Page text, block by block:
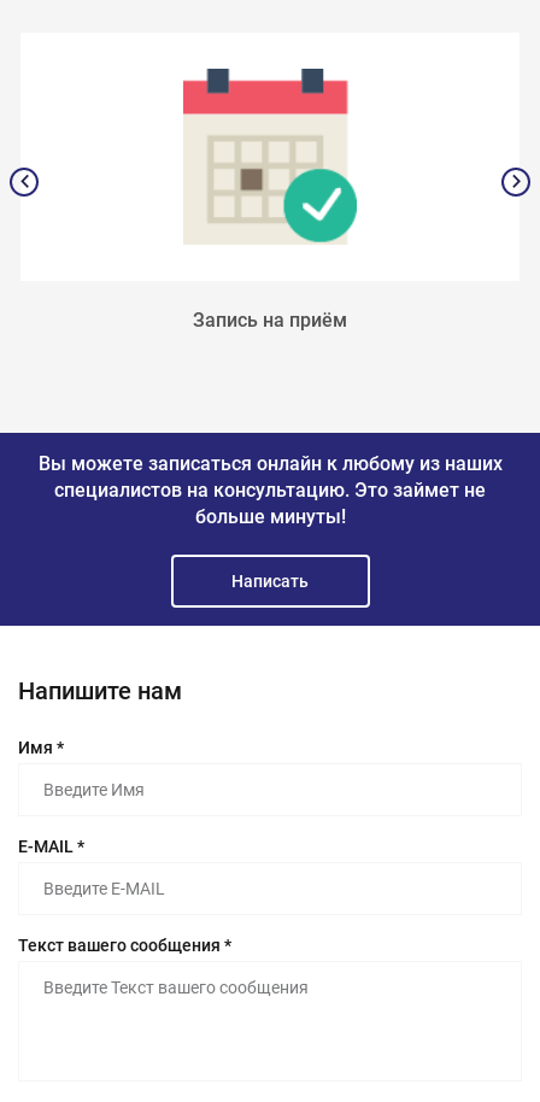
Запись на приём
Вы можете записаться онлайн к любому из наших
специалистов на консультацию. Это займет не
больше минуты!
Написать
Напишите нам
Имя *
E-MAIL *
Текст вашего сообщения *